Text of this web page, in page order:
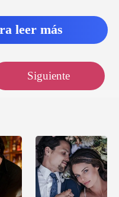
leer más
Siguiente